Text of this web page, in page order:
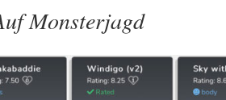
Monsterjagd